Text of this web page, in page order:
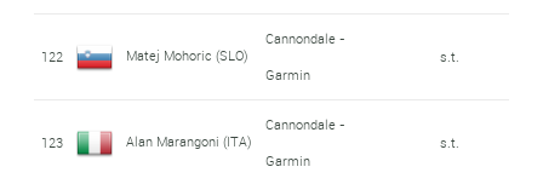
122 Matej Mohoric (SLO)
Cannondale -
Garmin
s.t.
123 Alan Marangoni (ITA)
Cannondale -
Garmin
s.t.